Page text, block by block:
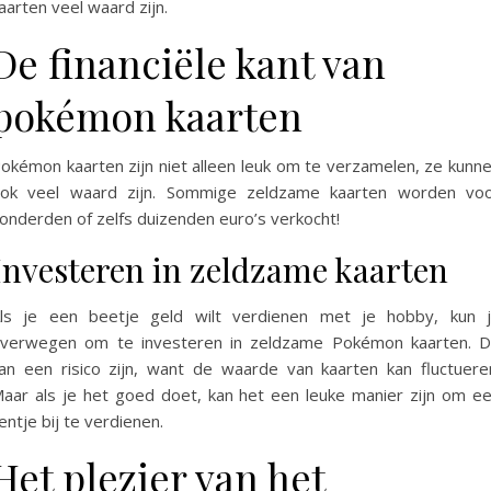
veel waard zijn.
financiële kant van
kaarten
kaarten zijn niet alleen leuk om te verzamelen, ze
veel waard zijn. Sommige zeldzame kaarten worden
of zelfs duizenden euro’s verkocht!
in zeldzame kaarten
je een beetje geld wilt verdienen met je hobby, kun
om te investeren in zeldzame Pokémon kaarten.
een risico zijn, want de waarde van kaarten kan
als je het goed doet, kan het een leuke manier zijn om
bij te verdienen.
plezier van het